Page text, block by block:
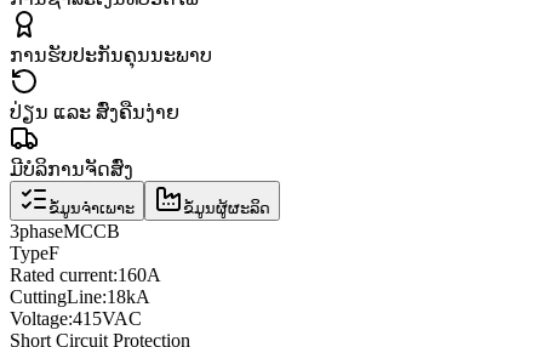
ການຮັບປະກັນຄຸນນະພາບ
ປ່ຽນ ແລະ ສົ່ງຄືນງ່າຍ
ມີບໍລິການຈັດສົ່ງ
ຂໍ້ມູນຈຳເພາະ ຂໍ້ມູນຜູ້ຜະລິດ
3phaseMCCB
TypeF
Rated current:160A
CuttingLine:18kA
Voltage:415VAC
Short Circuit Protection